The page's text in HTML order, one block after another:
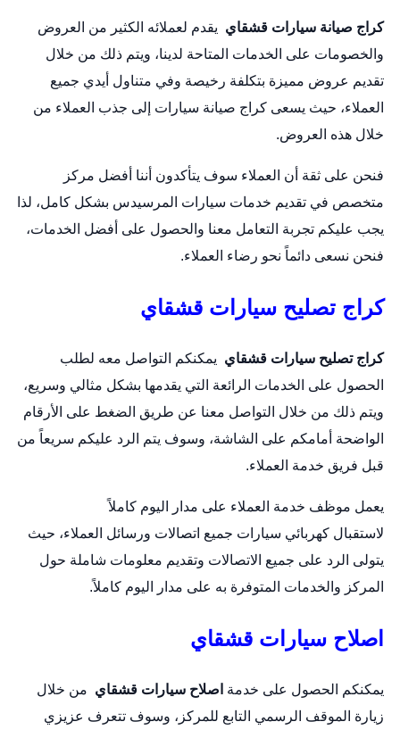
كراج صيانة سيارات قشقاي يقدم لعملائه الكثير من العروض
والخصومات على الخدمات المتاحة لدينا، ويتم ذلك من خلال
تقديم عروض مميزة بتكلفة رخيصة وفي متناول أيدي جميع
العملاء، حيث يسعى كراج صيانة سيارات إلى جذب العملاء من
خلال هذه العروض.
فنحن على ثقة أن العملاء سوف يتأكدون أننا أفضل مركز
متخصص في تقديم خدمات سيارات المرسيدس بشكل كامل، لذا
يجب عليكم تجربة التعامل معنا والحصول على أفضل الخدمات،
فنحن نسعى دائماً نحو رضاء العملاء.
كراج تصليح سيارات قشقاي
كراج تصليح سيارات قشقاي يمكنكم التواصل معه لطلب
الحصول على الخدمات الرائعة التي يقدمها بشكل مثالي وسريع،
ويتم ذلك من خلال التواصل معنا عن طريق الضغط على الأرقام
الواضحة أمامكم على الشاشة، وسوف يتم الرد عليكم سريعاً من
قبل فريق خدمة العملاء.
يعمل موظف خدمة العملاء على مدار اليوم كاملاً
لاستقبال كهربائي سيارات جميع اتصالات ورسائل العملاء، حيث
يتولى الرد على جميع الاتصالات وتقديم معلومات شاملة حول
المركز والخدمات المتوفرة به على مدار اليوم كاملاً.
اصلاح سيارات قشقاي
يمكنكم الحصول على خدمة اصلاح سيارات قشقاي من خلال
زيارة الموقف الرسمي التابع للمركز، وسوف تتعرف عزيزي